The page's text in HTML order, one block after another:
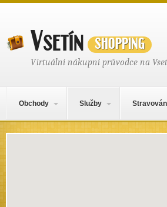
Vsetínshopping
Virtuální nákupní průvodce na
Obchody Služby
Mapa obsahu